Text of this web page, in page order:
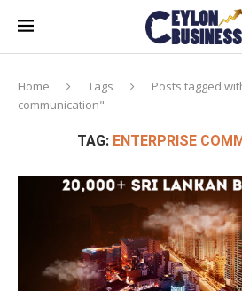
Home Tags
Posts tagged
communication"
TAG: ENTERPRISE